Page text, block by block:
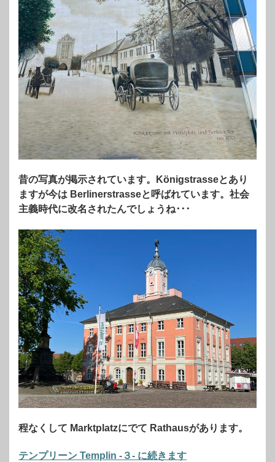
昔の写真が掲示されています。
Königstrasseとあり
ますが今は Berlinerstrasseと呼ばれています。社会
主義時代に改名されたんでしょうね･･･
程なくして Marktplatzにでて Rathausがあります。
テンプリーン Templin -３- に続きます